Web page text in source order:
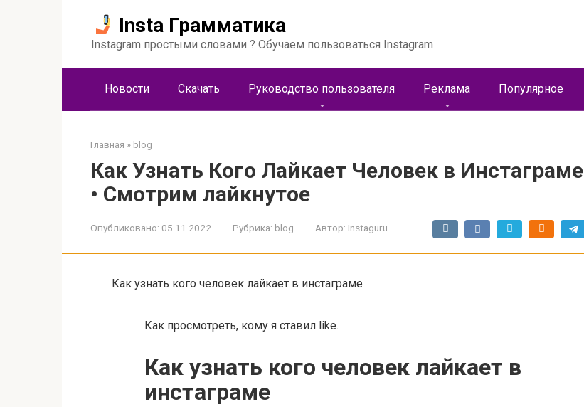
Insta Грамматика
Instagram простыми словами ? Обучаем пользоваться Instagram
Новости Скачать Руководство пользователя Реклама Популярное
Главная » blog
Как Узнать Кого Лайкает Человек в Инстаграме
• Смотрим лайкнутое
Опубликовано: 05.11.2022 Рубрика: blog Автор: Instaguru
Как узнать кого человек лайкает в инстаграме
Как просмотреть, кому я ставил like.
Как узнать кого человек лайкает в
инстаграме